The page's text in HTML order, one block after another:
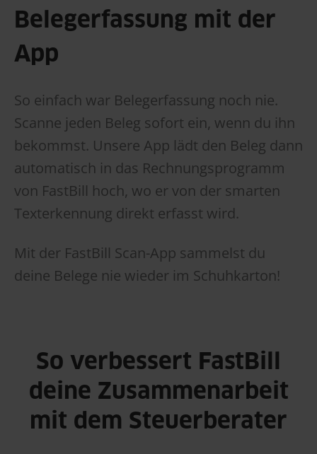
Belegerfassung mit der
App
So einfach war Belegerfassung noch nie.
Scanne jeden Beleg sofort ein, wenn du ihn
bekommst. Unsere App lädt den Beleg dann
automatisch in das Rechnungsprogramm
von FastBill hoch, wo er von der smarten
Texterkennung direkt erfasst wird.
Mit der FastBill Scan-App sammelst du
deine Belege nie wieder im Schuhkarton!
So verbessert FastBill
deine Zusammenarbeit
mit dem Steuerberater